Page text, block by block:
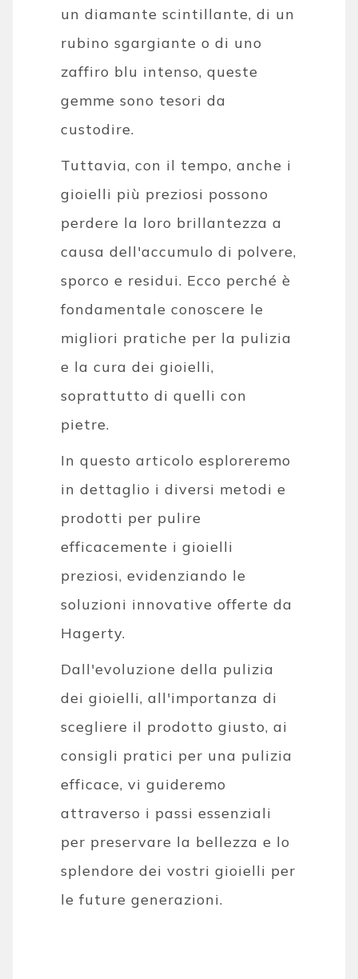
un diamante scintillante, di un
rubino sgargiante o di uno
zaffiro blu intenso, queste
gemme sono tesori da
custodire.
Tuttavia, con il tempo, anche i
gioielli più preziosi possono
perdere la loro brillantezza a
causa dell'accumulo di polvere,
sporco e residui. Ecco perché è
fondamentale conoscere le
migliori pratiche per la pulizia
e la cura dei gioielli,
soprattutto di quelli con
pietre.
In questo articolo esploreremo
in dettaglio i diversi metodi e
prodotti per pulire
efficacemente i gioielli
preziosi, evidenziando le
soluzioni innovative offerte da
Hagerty.
Dall'evoluzione della pulizia
dei gioielli, all'importanza di
scegliere il prodotto giusto, ai
consigli pratici per una pulizia
efficace, vi guideremo
attraverso i passi essenziali
per preservare la bellezza e lo
splendore dei vostri gioielli per
le future generazioni.